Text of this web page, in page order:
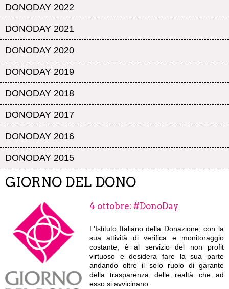
DONODAY 2022
DONODAY 2021
DONODAY 2020
DONODAY 2019
DONODAY 2018
DONODAY 2017
DONODAY 2016
DONODAY 2015
GIORNO DEL DONO
4 ottobre: #DonoDay
L'Istituto Italiano della Donazione, con la
sua attività di verifica e monitoraggio
costante, è al servizio del non profit
virtuoso e desidera fare la sua parte
andando oltre il solo ruolo di garante
della trasparenza delle realtà che ad
esso si avvicinano.